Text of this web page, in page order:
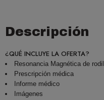
Descripción
¿QUÉ INCLUYE LA OFERTA?
Resonancia Magnética de
Prescripción médica
Informe médico
Imágenes